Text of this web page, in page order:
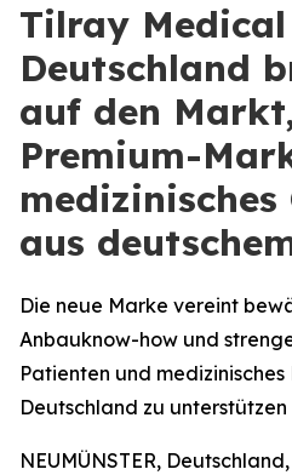
Tilray Medical
Deutschland
auf den
Premium-
medizinisches
aus
Die neue Marke vereint
Anbauknow-how und
Patienten und
Deutschland zu unterstützen
NEUMÜNSTER,